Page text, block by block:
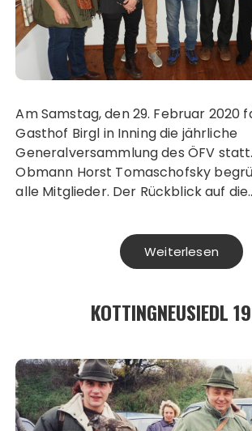
Am Samstag, den 29. Februar 2020
Gasthof Birgl in Inning die jährliche
Generalversammlung des ÖFV
Obmann Horst Tomaschofsky
alle Mitglieder. Der Rückblick auf
Weiterlesen
KOTTINGNEUSIEDL